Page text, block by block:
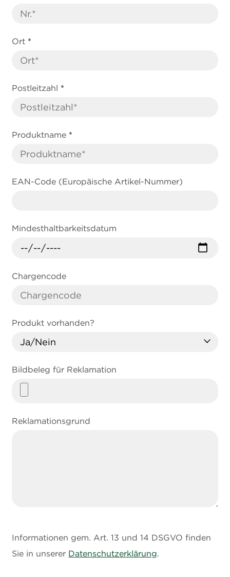
Ort *
Postleitzahl *
Produktname *
EAN-Code (Europäische Artikel-Nummer)
Mindesthaltbarkeitsdatum
Chargencode
Produkt vorhanden?
Bildbeleg für Reklamation
Reklamationsgrund
Informationen gem. Art. 13 und 14 DSGVO finden
Sie in unserer Datenschutzerklärung.